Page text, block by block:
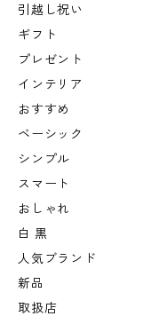
引越し祝い
ギフト
プレゼント
インテリア
おすすめ
ベーシック
シンプル
スマート
おしゃれ
白 黒
人気ブランド
新品
取扱店